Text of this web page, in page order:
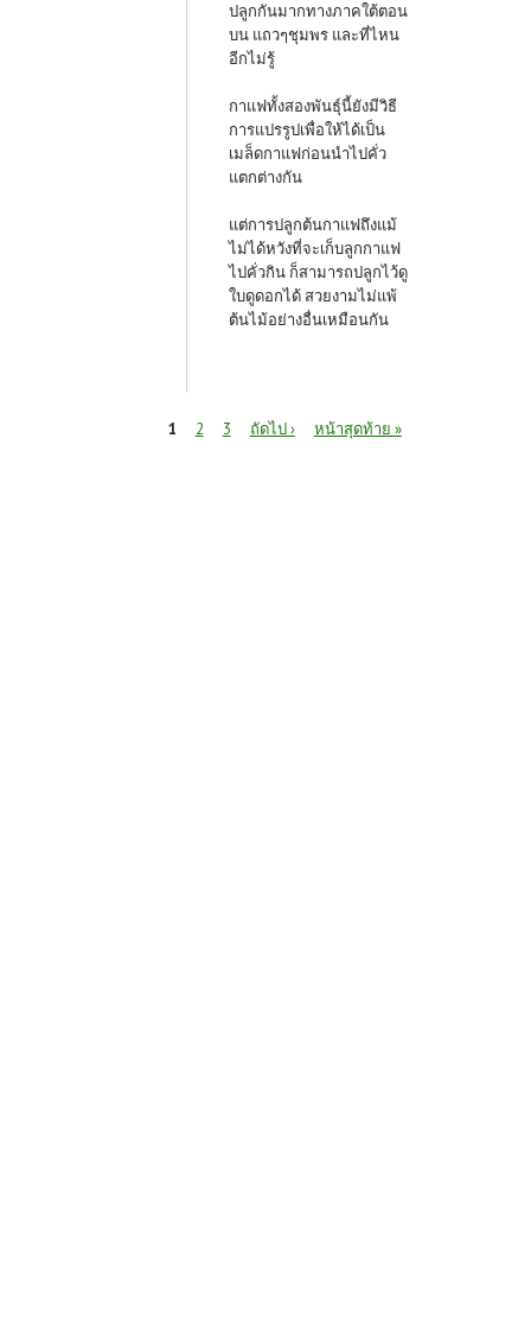
ปลูกกันมากทางภาคใต้ตอน
บน แถวๆชุมพร และที่ไหน
อีกไม่รู้
กาแฟทั้งสองพันธุ์นี้ยังมีวิธี
การแปรรูปเพื่อให้ได้เป็น
เมล็ดกาแฟก่อนนำไปคั่ว
แตกต่างกัน
แต่การปลูกต้นกาแฟถึงแม้
ไม่ได้หวังที่จะเก็บลูกกาแฟ
ไปคั่วกิน ก็สามารถปลูกไว้ดู
ใบดูดอกได้ สวยงามไม่แพ้
ต้นไม้อย่างอื่นเหมือนกัน
1 2 3 ถัดไป › หน้าสุดท้าย »